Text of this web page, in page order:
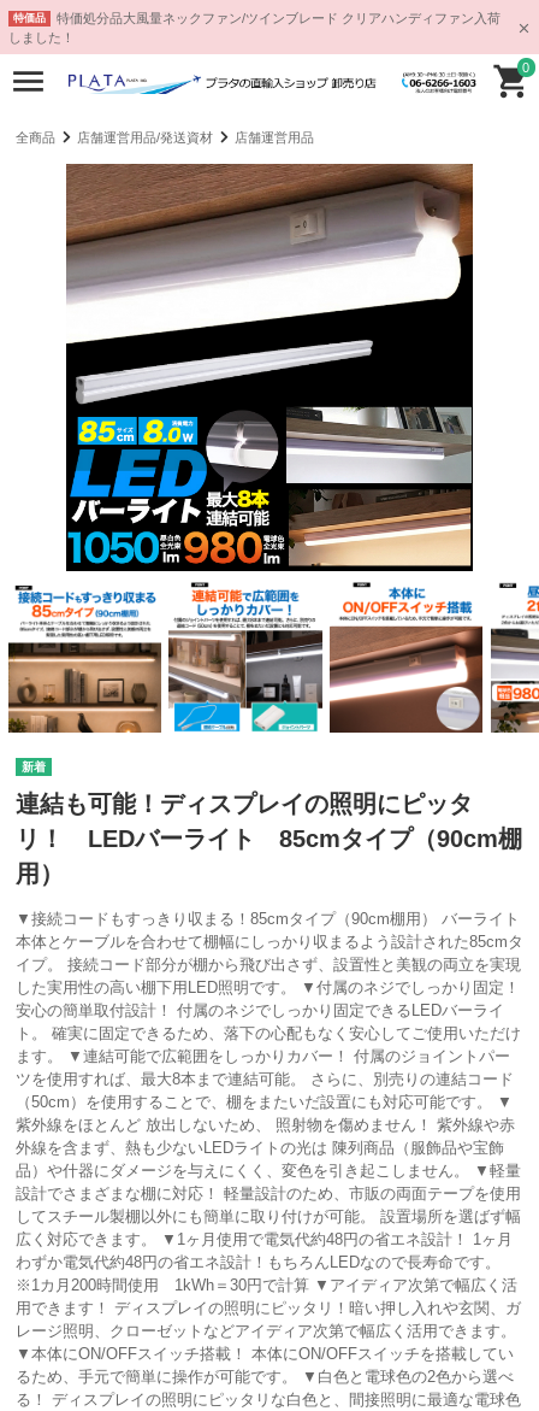
特価品
特価処分品大風量ネックファン/ツインブレード クリアハンディファン入荷
しました！
0
全商品 店舗運営用品/発送資材 店舗運営用品
連結も可能！ディスプレイの照明にピッタ
リ！ LEDバーライト 85cmタイプ（90cm棚
用）
▼接続コードもすっきり収まる！85cmタイプ（90cm棚用） バーライト
本体とケーブルを合わせて棚幅にしっかり収まるよう設計された85cmタ
イプ。 接続コード部分が棚から飛び出さず、設置性と美観の両立を実現
した実用性の高い棚下用LED照明です。 ▼付属のネジでしっかり固定！
安心の簡単取付設計！ 付属のネジでしっかり固定できるLEDバーライ
ト。 確実に固定できるため、落下の心配もなく安心してご使用いただけ
ます。 ▼連結可能で広範囲をしっかりカバー！ 付属のジョイントパー
ツを使用すれば、最大8本まで連結可能。 さらに、別売りの連結コード
（50cm）を使用することで、棚をまたいだ設置にも対応可能です。 ▼
紫外線をほとんど 放出しないため、 照射物を傷めません！ 紫外線や赤
外線を含まず、熱も少ないLEDライトの光は 陳列商品（服飾品や宝飾
品）や什器にダメージを与えにくく、変色を引き起こしません。 ▼軽量
設計でさまざまな棚に対応！ 軽量設計のため、市販の両面テープを使用
してスチール製棚以外にも簡単に取り付けが可能。 設置場所を選ばず幅
広く対応できます。 ▼1ヶ月使用で電気代約48円の省エネ設計！ 1ヶ月
わずか電気代約48円の省エネ設計！もちろんLEDなので長寿命です。
※1カ月200時間使用 1kWh＝30円で計算 ▼アイディア次第で幅広く活
用できます！ ディスプレイの照明にピッタリ！暗い押し入れや玄関、ガ
レージ照明、クローゼットなどアイディア次第で幅広く活用できます。
▼本体にON/OFFスイッチ搭載！ 本体にON/OFFスイッチを搭載してい
るため、手元で簡単に操作が可能です。 ▼白色と電球色の2色から選べ
る！ ディスプレイの照明にピッタリな白色と、間接照明に最適な電球色